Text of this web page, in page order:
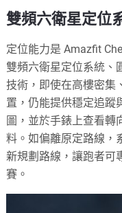
雙頻六衛星定位
定位能力是 Amazfit
雙頻六衛星定位系統、
技術，即使在高樓密集
置，仍能提供穩定追蹤
圖，並於手錶上查看轉
料。如偏離原定路線，
新規劃路線，讓跑者可
賽。